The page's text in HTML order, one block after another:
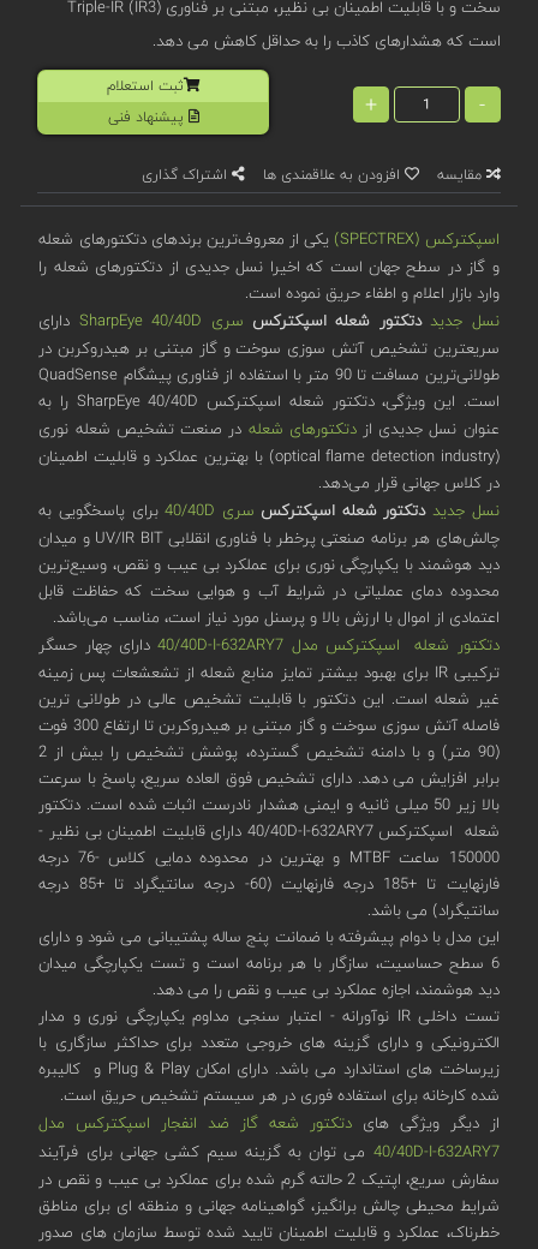
سخت و با قابلیت اطمینان بی ‌نظیر، مبتنی بر فناوری Triple-IR (IR3)
است که هشدارهای کاذب را به حداقل کاهش می دهد.
-
+
ثبت استعلام
پیشنهاد فنی
مقایسه افزودن به علاقمندی ها اشتراک گذاری
اسپکترکس (SPECTREX)
یکی از معروف‌ترین برندهای دتکتورهای شعله
و گاز در سطح جهان است که اخیرا نسل جدیدی از دتکتورهای شعله را
وارد بازار اعلام و اطفاء حریق نموده است.
نسل جدیددتکتور شعله اسپکترکس سری SharpEye 40/40D
دارای
سریعترین تشخیص آتش سوزی سوخت و گاز مبتنی بر هیدروکربن در
طولانی‌ترین مسافت تا 90 متر با استفاده از فناوری پیشگام QuadSense
است. این ویژگی، دتکتور شعله اسپکترکس SharpEye 40/40D را به
عنوان نسل جدیدی ازدتکتورهای شعله در صنعت تشخیص شعله نوری
(optical flame detection industry) با بهترین عملکرد و قابلیت اطمینان
در کلاس جهانی قرار می‌دهد.
نسل جدیددتکتور شعله اسپکترکس سری 40/40D
برای پاسخگویی به
چالش‌های هر برنامه صنعتی پرخطر با فناوری انقلابی UV/IR BIT و میدان
دید هوشمند با یکپارچگی نوری برای عملکرد بی عیب و نقص، وسیع‌ترین
محدوده دمای عملیاتی در شرایط آب و هوایی سخت که حفاظت قابل
اعتمادی از اموال با ارزش بالا و پرسنل مورد نیاز است، مناسب می‌باشد.
دتکتور شعله اسپکترکس مدل 40/40D-I-632ARY7
دارای چهار حسگر
ترکیبی IR برای بهبود بیشتر تمایز منابع شعله از تشعشعات پس زمینه
غیر شعله است. این دتکتور با قابلیت تشخیص عالی در طولانی ترین
فاصله آتش سوزی سوخت و گاز مبتنی بر هیدروکربن تا ارتفاع 300 فوت
(90 متر) و با دامنه تشخیص گسترده، پوشش تشخیص را بیش از 2
برابر افزایش می دهد. دارای تشخیص فوق العاده سریع، پاسخ با سرعت
بالا زیر 50 میلی ثانیه و ایمنی هشدار نادرست اثبات شده است. دتکتور
شعله اسپکترکس 40/40D-I-632ARY7 دارای قابلیت اطمینان بی نظیر -
150000 ساعت MTBF و بهترین در محدوده دمایی کلاس -76 درجه
فارنهایت تا +185 درجه فارنهایت (60- درجه سانتیگراد تا +85 درجه
سانتیگراد) می باشد.
این مدل با دوام پیشرفته با ضمانت پنج ساله پشتیبانی می شود و دارای
6 سطح حساسیت، سازگار با هر برنامه است و تست یکپارچگی میدان
دید هوشمند، اجازه عملکرد بی عیب و نقص را می دهد.
تست داخلی IR نوآورانه - اعتبار سنجی مداوم یکپارچگی نوری و مدار
الکترونیکی و دارای گزینه های خروجی متعدد برای حداکثر سازگاری با
زیرساخت های استاندارد می باشد. دارای امکان Plug & Play و کالیبره
شده کارخانه برای استفاده فوری در هر سیستم تشخیص حریق است.
از دیگر ویژگی هایدتکتور شعه گاز ضد انفجار اسپکترکس مدل
40/40D-I-632ARY7 می توان به گزینه سیم کشی جهانی برای فرآیند
سفارش سریع، اپتیک 2 حالته گرم شده برای عملکرد بی عیب و نقص در
شرایط محیطی چالش برانگیز، گواهینامه جهانی و منطقه ای برای مناطق
خطرناک، عملکرد و قابلیت اطمینان تایید شده توسط سازمان های صدور